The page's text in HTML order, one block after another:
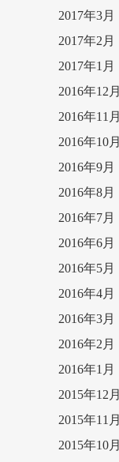
2017年3月
2017年2月
2017年1月
2016年12月
2016年11月
2016年10月
2016年9月
2016年8月
2016年7月
2016年6月
2016年5月
2016年4月
2016年3月
2016年2月
2016年1月
2015年12月
2015年11月
2015年10月